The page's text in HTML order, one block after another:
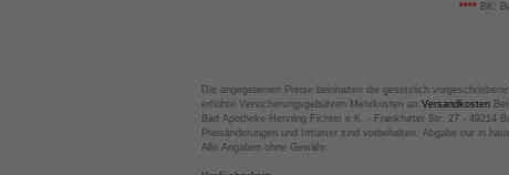
**** BK:
Die angegebenen Preise beinhalten die gesetzlich
erhöhte Versicherungsgebühren Mehrkosten an Versandkosten
Bad Apotheke Henning Fichter e.K. - Frankfurter Str. 27 - 49214
Preisänderungen und Irrtümer sind vorbehalten. Abgabe nur in
Alle Angaben ohne Gewähr.